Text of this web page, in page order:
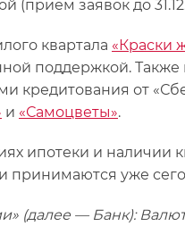
(прием заявок до
квартала «Краски
поддержкой. Также
кредитования от
и «Самоцветы».
ипотеки и наличии
принимаются уже
(далее — Банк):